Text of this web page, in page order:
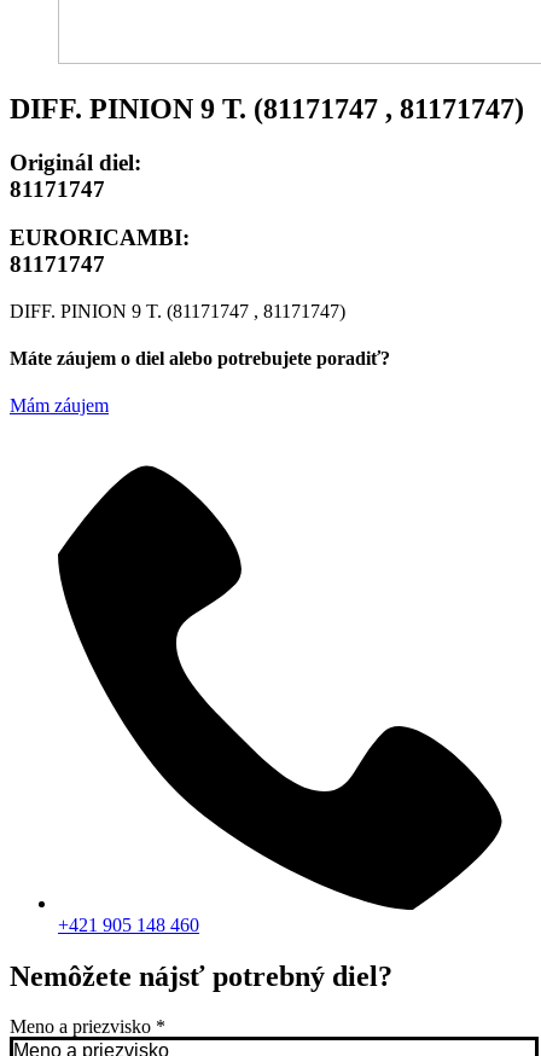
DIFF. PINION 9 T. (81171747 , 81171747)
Originál diel:
81171747
EURORICAMBI:
81171747
DIFF. PINION 9 T. (81171747 , 81171747)
Máte záujem o diel alebo potrebujete poradiť?
Mám záujem
+421 905 148 460
Nemôžete nájsť potrebný diel?
Meno a priezvisko *